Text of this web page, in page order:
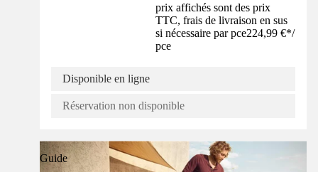
prix affichés sont des prix
TTC, frais de livraison en sus
si nécessaire par pce224,99 €*/
pce
Disponible en ligne
Réservation non disponible
Guide